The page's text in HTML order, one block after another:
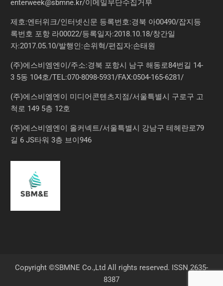
enterweek@sbmne.kr/이메일무단수집거부
제호:엔터위크/인터넷신문 등록번호:경북 아00490/잡지등
록번호 포항 라00022/등록일자:2018.10.18/창간일
자:2017.05.10/발행인:손위혁/편집자:손태원
(주)에스비엠엔이/주소:경북 포항시 남구 해동로84번길 14-
3 5동 104호/TEL:070-8098-5931/FAX:0504-165-6281/
(주)에스비엠엔이 미디어콘텐츠지점/서울특별시 구로구 고
척로 149 5층 12호
(주)에스비엠엔이 올커넥트/서울특별시 강남구 테헤란로79
길 6 JS타워 3층 브이946
Copyright ©SBMNE Co.,Ltd All rights reserved. ISSN 2635-
8387